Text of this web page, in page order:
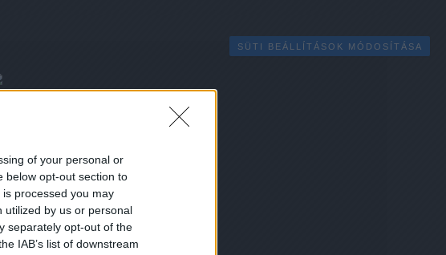
of your personal or
below opt-out section to
processed you may
utilized by us or personal
separately opt-out of the
IAB’s list of downstream
SÜTI BEÁLLÍTÁSOK MÓDOSÍTÁSA